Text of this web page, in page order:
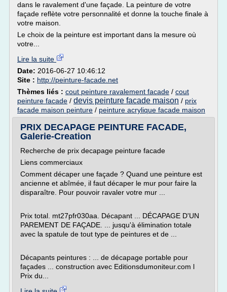
dans le ravalement d'une façade. La peinture de votre
façade reflète votre personnalité et donne la touche finale à
votre maison.
Le choix de la peinture est important dans la mesure où
votre...
Lire la suite
Date: 2016-06-27 10:46:12
Site : http://peinture-facade.net
Thèmes liés : cout peinture ravalement facade / cout
peinture facade / devis peinture facade maison / prix
facade maison peinture / peinture acrylique facade maison
PRIX DECAPAGE PEINTURE FACADE,
Galerie-Creation
Recherche de prix decapage peinture facade
Liens commerciaux
Comment décaper une façade ? Quand une peinture est
ancienne et abîmée, il faut décaper le mur pour faire la
disparaître. Pour pouvoir ravaler votre mur ...
Prix total. mt27pfr030aa. Décapant ... DÉCAPAGE D'UN
PAREMENT DE FAÇADE. ... jusqu'à élimination totale
avec la spatule de tout type de peintures et de ...
Décapants peintures : ... de décapage portable pour
façades ... construction avec Editionsdumoniteur.com l
Prix du...